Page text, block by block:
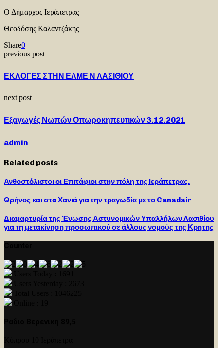
Ο Δήμαρχος Ιεράπετρας
Θεοδόσης Καλαντζάκης
Share0
previous post
ΕΚΛΟΓΕΣ ΣΤΗΝ ΕΛΜΕ Ν ΛΑΣΙΘΙΟΥ
next post
Εξαγωγές Νωπών Οπωροκηπευτικών 3.12.2021
admin
Related posts
Ανθοστόλιστοι οι Επιτάφιοι στην πόλη της Ιεράπετρας.
Θρήνος και στα Χανιά για την τραγωδία με το Canadair
Διαμαρτυρία της Ένωσης Αστυνομικών Υπαλλήλων Λασιθίου
για τη μετακίνηση προσωπικού σε άλλους νομούς της Κρήτης